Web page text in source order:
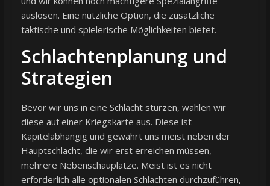
auslösen. Eine nützliche Option, die zusätzliche
taktische und spielerische Möglichkeiten bietet.
Schlachtenplanung und
Strategien
Bevor wir uns in eine Schlacht stürzen, wählen wir
diese auf einer Kriegskarte aus. Diese ist
Kapitelabhängig und gewährt uns meist neben der
Hauptschlacht, die wir erst erreichen müssen,
mehrere Nebenschauplätze. Meist ist es nicht
erforderlich alle optionalen Schlachten durchzuführen,